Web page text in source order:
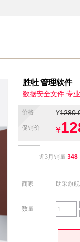
胜牡 管理软件
数据安全文件 专
价格 ¥
促销价 ¥
近3月销量 348
商家 助采旗
数量